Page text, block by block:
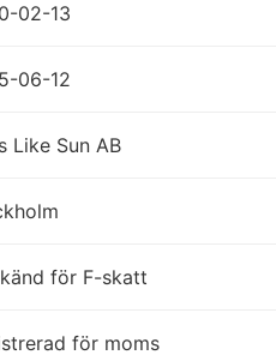
02-13
06-12
Like Sun AB
för F-skatt
för moms